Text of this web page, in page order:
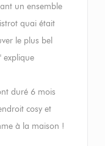
un ensemble
quai était
le plus bel
explique
duré 6 mois
cosy et
à la maison !